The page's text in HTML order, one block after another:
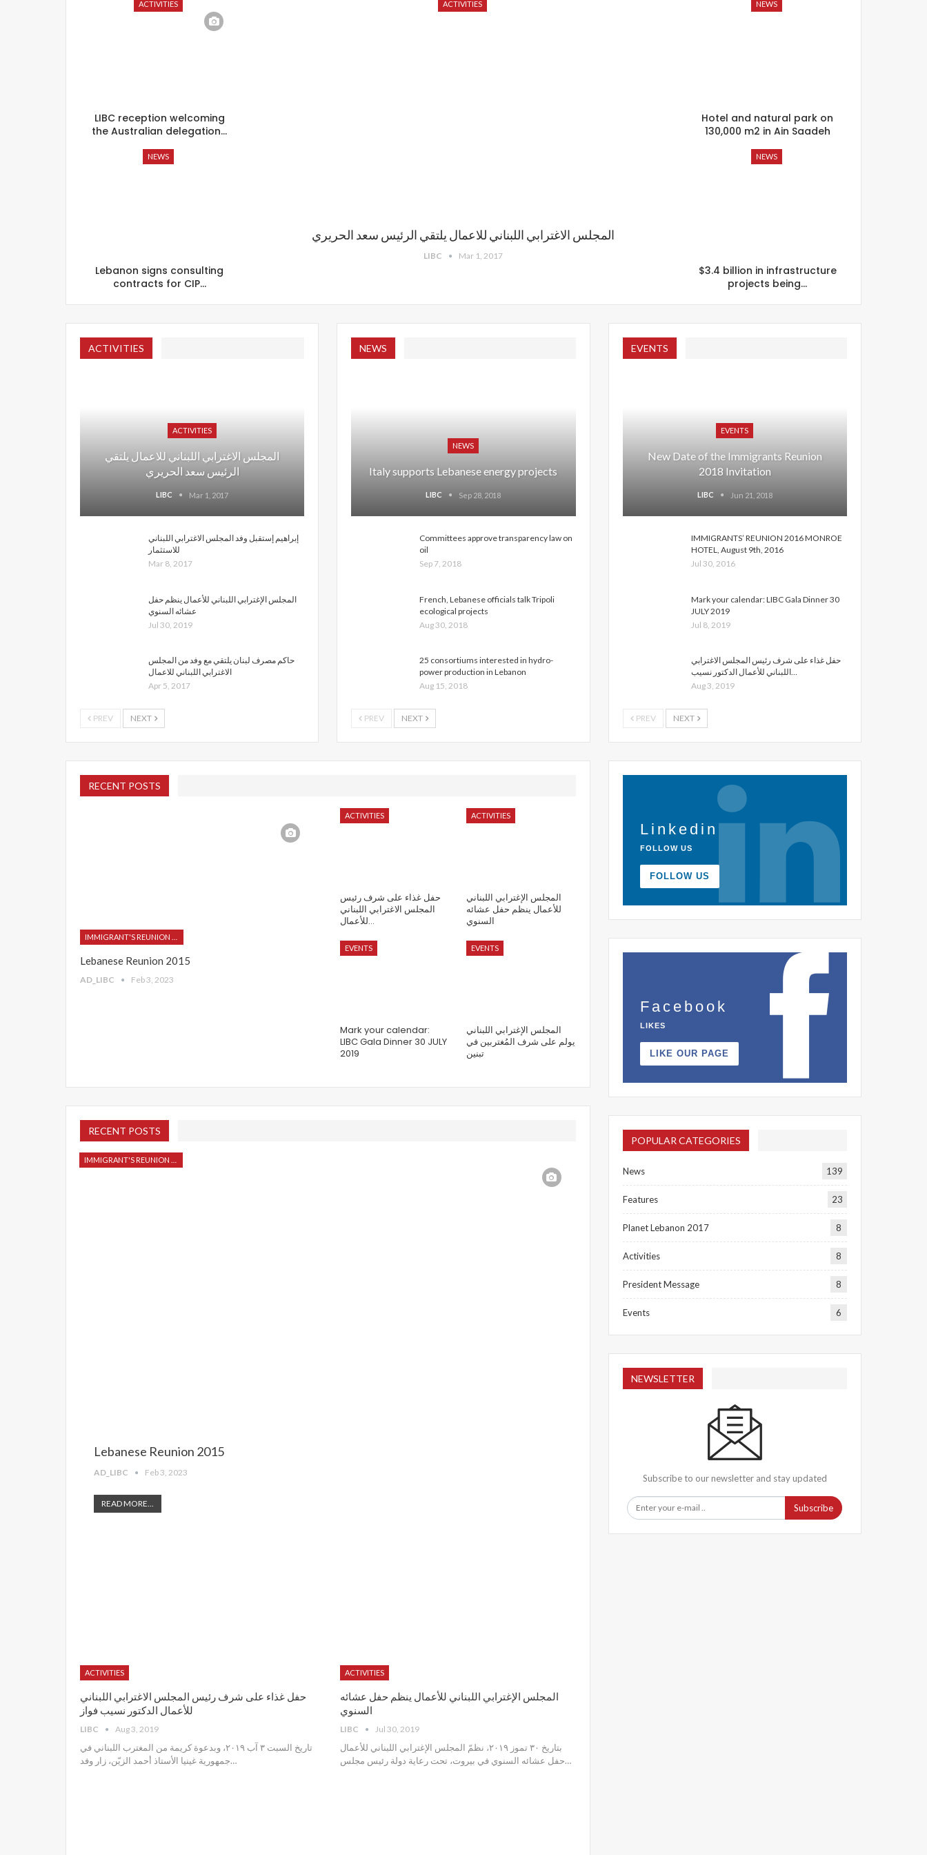
ACTIVITIES
المجلس الاغترابي اللبناني للاعمال يلتقي الرئيس سعد الحريري
LIBC Mar 1, 2017
ACTIVITIES
LIBC reception welcoming
the Australian delegation…
NEWS
Lebanon signs consulting
contracts for CIP…
NEWS
Hotel and natural park on
130,000 m2 in Ain Saadeh
NEWS
$3.4 billion in infrastructure
projects being…
ACTIVITIES
ACTIVITIES
المجلس الاغترابي اللبناني للاعمال يلتقي
الرئيس سعد الحريري
LIBC Mar 1, 2017
إبراهيم إستقبل وفد المجلس الاغترابي اللبناني
للاستثمار
Mar 8, 2017
المجلس الإغترابي اللبناني للأعمال ينظم حفل
عشائه السنوي
Jul 30, 2019
حاكم مصرف لبنان يلتقي مع وفد من المجلس
الاغترابي اللبناني للاعمال
Apr 5, 2017
PREV NEXT
NEWS
NEWS
Italy supports Lebanese energy projects
LIBC Sep 28, 2018
Committees approve transparency law on
oil
Sep 7, 2018
French, Lebanese officials talk Tripoli
ecological projects
Aug 30, 2018
25 consortiums interested in hydro-
power production in Lebanon
Aug 15, 2018
PREV NEXT
EVENTS
EVENTS
New Date of the Immigrants Reunion
2018 Invitation
LIBC Jun 21, 2018
IMMIGRANTS’ REUNION 2016 MONROE
HOTEL, August 9th, 2016
Jul 30, 2016
Mark your calendar: LIBC Gala Dinner 30
JULY 2019
Jul 8, 2019
حفل غذاء على شرف رئيس المجلس الاغترابي
اللبناني للأعمال الدكتور نسيب…
Aug 3, 2019
PREV NEXT
RECENT POSTS
Lebanese Reunion 2015
AD_LIBC Feb 3, 2023
ACTIVITIES
حفل غذاء على شرف رئيس
المجلس الاغترابي اللبناني
للأعمال…
ACTIVITIES
المجلس الإغترابي اللبناني
للأعمال ينظم حفل عشائه
السنوي
EVENTS
Mark your calendar:
LIBC Gala Dinner 30 JULY
2019
EVENTS
المجلس الإغترابي اللبناني
يولم على شرف المُغتربين في
تبنين
RECENT POSTS
Lebanese Reunion 2015
AD_LIBC Feb 3, 2023
READ MORE...
ACTIVITIES
حفل غذاء على شرف رئيس المجلس الاغترابي اللبناني
للأعمال الدكتور نسيب فواز
LIBC Aug 3, 2019
تاريخ السبت ٣ آب ٢٠١٩، وبدعوة كريمة من المغترب اللبناني في
جمهورية غينيا الأستاذ أحمد الزيّن، زار وفد…
ACTIVITIES
المجلس الإغترابي اللبناني للأعمال ينظم حفل عشائه
السنوي
LIBC Jul 30, 2019
بتاريخ ٣٠ تموز ٢٠١٩، نظمّ المجلس الإغترابي اللبناني للأعمال
حفل عشائه السنوي في بيروت، تحت رعاية دولة رئيس مجلس…
Linkedin
FOLLOW US
FOLLOW US
Facebook
LIKES
LIKE OUR PAGE
POPULAR CATEGORIES
News 139
Features 23
Planet Lebanon 2017 8
Activities 8
President Message 8
Events 6
NEWSLETTER
Subscribe to our newsletter and stay updated
Subscribe